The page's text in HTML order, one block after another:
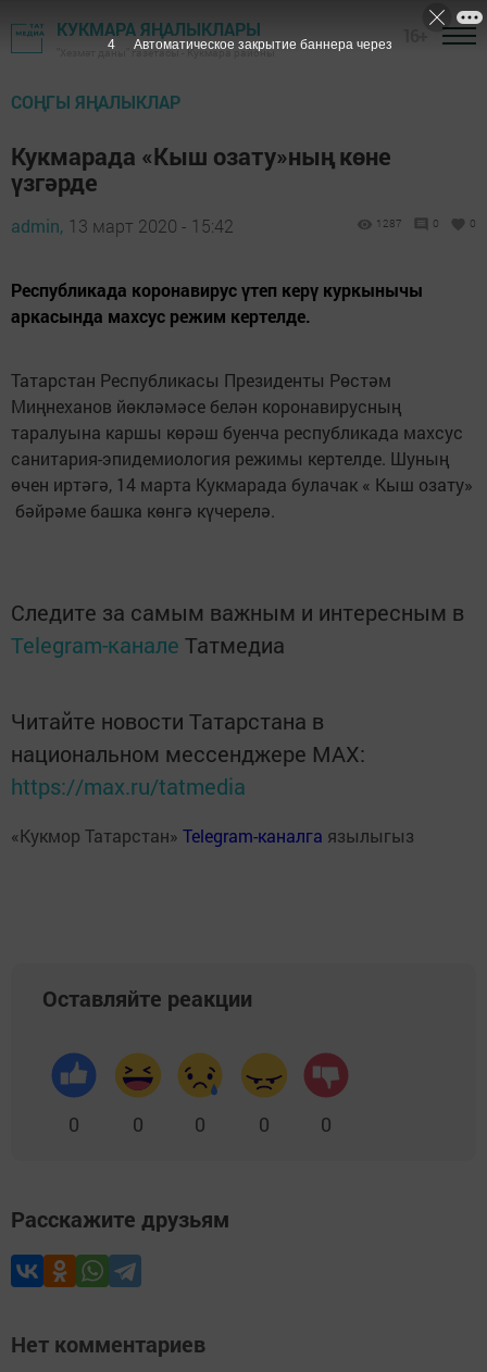
КУКМАРА ЯҢАЛЫКЛАРЫ
"Хезмәт даны" газетасы - Кукмара районы
СОҢГЫ ЯҢАЛЫКЛАР
Кукмарада «Кыш озату»ның көне
үзгәрде
admin, 13 март 2020 - 15:42 1287 0 0
Республикада коронавирус үтеп керү куркынычы
аркасында махсус режим кертелде.
Татарстан Республикасы Президенты Рөстәм
Миңнеханов йөкләмәсе белән коронавирусның
таралуына каршы көрәш буенча республикада махсус
санитария-эпидемиология режимы кертелде. Шуның
өчен иртәгә, 14 марта Кукмарада булачак « Кыш озату»
бәйрәме башка көнгә күчерелә.
Следите за самым важным и интересным в
Telegram-канале Татмедиа
Читайте новости Татарстана в
национальном мессенджере MАХ:
https://max.ru/tatmedia
«Кукмор Татарстан» Telegram-каналга язылыгыз
Оставляйте реакции
0 0 0 0 0
Расскажите друзьям
Нет комментариев
3 Автоматическое закрытие баннера через